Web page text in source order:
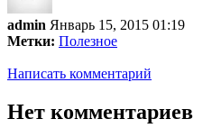
admin Январь 15, 2015 01:19
Метки: Полезное
Написать комментарий
Нет комментариев